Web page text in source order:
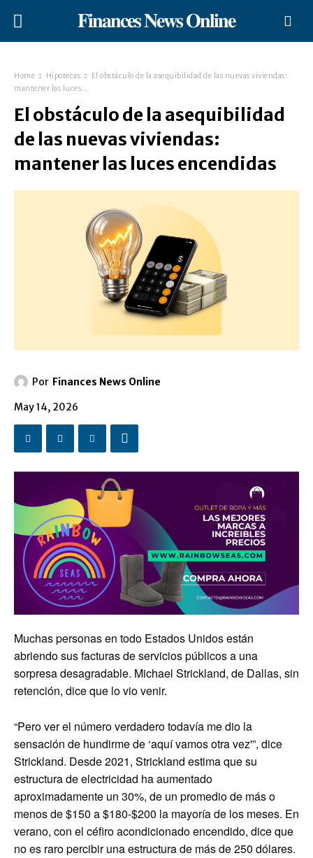
𝐅𝐢𝐧𝐚𝐧𝐜𝐞𝐬 𝐍𝐞𝐰𝐬 𝐎𝐧𝐥𝐢𝐧𝐞
Home Hipotecas
El obstáculo de la asequibilidad de las nuevas viviendas:
mantener las luces...
El obstáculo de la asequibilidad
de las nuevas viviendas:
mantener las luces encendidas
Por Finances News Online
May 14, 2026
Muchas personas en todo Estados Unidos están
abriendo sus facturas de servicios públicos a una
sorpresa desagradable. Michael Strickland, de Dallas, sin
retención, dice que lo vio venir.
“Pero ver el número verdadero todavía me dio la
sensación de hundirme de ‘aquí vamos otra vez'”, dice
Strickland. Desde 2021, Strickland estima que su
estructura de electricidad ha aumentado
aproximadamente un 30%, de un promedio de más o
menos de $150 a $180-$200 la mayoría de los meses. En
verano, con el céfiro acondicionado encendido, dice que
no es raro percibir una estructura de más de 250 dólares.